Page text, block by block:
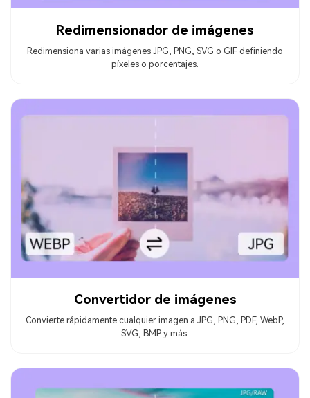
Redimensionador de imágenes
Redimensiona varias imágenes JPG, PNG, SVG o GIF definiendo
píxeles o porcentajes.
Convertidor de imágenes
Convierte rápidamente cualquier imagen a JPG, PNG, PDF, WebP,
SVG, BMP y más.